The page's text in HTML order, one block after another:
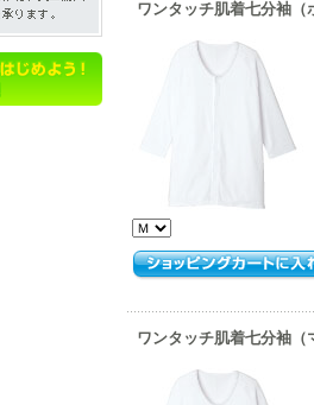
ワンタッチ肌着七分袖（
ワンタッチ肌着七分袖（